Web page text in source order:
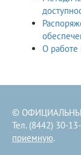
О работе
©
Тел. (8442) 30-
приемную.